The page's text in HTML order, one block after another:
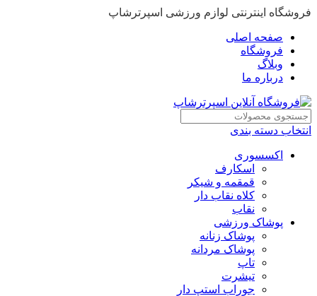
فروشگاه اینترنتی لوازم ورزشی اسپرترشاپ
صفحه اصلی
فروشگاه
وبلاگ
درباره ما
انتخاب دسته بندی
اکسسوری
اسکارف
قمقمه و شیکر
کلاه نقاب دار
نقاب
پوشاک ورزشی
پوشاک زنانه
پوشاک مردانه
تاپ
تیشرت
جوراب استپ دار